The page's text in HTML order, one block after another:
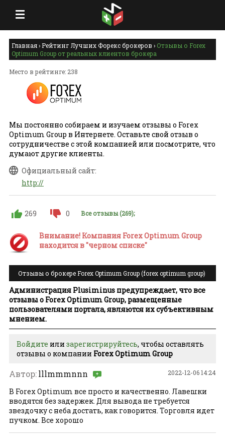
Главная›Рейтинг Лучших Форекс брокеров › Отзывы о Forex
Optimum Group от реальных клиентов брокера
Место в рейтинге: 238
Мы постоянно собираем и изучаем отзывы о Forex
Optimum Group в Интернете. Оставьте свой отзыв о
сотрудничестве с этой компанией или посмотрите, что
думают другие клиенты.
Официальный сайт:
http://
269 0 Все отзывы (269);
Внимание! Компания Forex Optimum Group
находится в "черном списке"
Отзывы о брокере Forex Optimum Group (forex optimum group)
Администрация Plusiminus предупреждает, что все
отзывы о Forex Optimum Group, размещенные
пользователями портала, являются их субъективным
мнением.
Войдите или зарегистрируйтесь, чтобы оставлять
отзывы о компании Forex Optimum Group
2022-12-06 14:24
Автор:lllmmmnnn
В Forex Optimum все просто и качественно. Лавешки
вводятся без задержек. Для вывода не требуется
звездочку с неба достать, как говорится. Торговля идет
пучком. Все хорошо